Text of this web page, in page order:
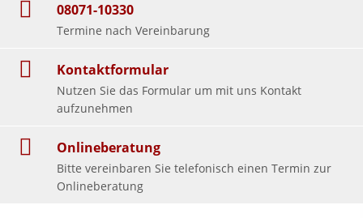
08071-10330
Termine nach Vereinbarung
Kontaktformular
Nutzen Sie das Formular um mit uns Kontakt
aufzunehmen
Onlineberatung
Bitte vereinbaren Sie telefonisch einen Termin zur
Onlineberatung